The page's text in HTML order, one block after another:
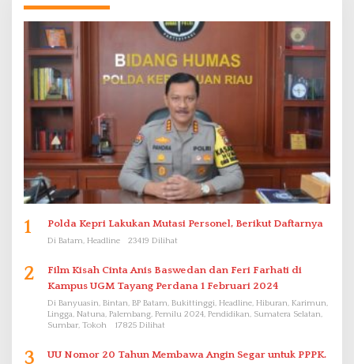
1 Polda Kepri Lakukan Mutasi Personel, Berikut Daftarnya
Di Batam, Headline 23419 Dilihat
2
Film Kisah Cinta Anis Baswedan dan Feri Farhati di
Kampus UGM Tayang Perdana 1 Februari 2024
Di Banyuasin, Bintan, BP Batam, Bukittinggi, Headline, Hiburan, Karimun,
Lingga, Natuna, Palembang, Pemilu 2024, Pendidikan, Sumatera Selatan,
Sumbar, Tokoh
17825 Dilihat
3 UU Nomor 20 Tahun Membawa Angin Segar untuk PPPK.